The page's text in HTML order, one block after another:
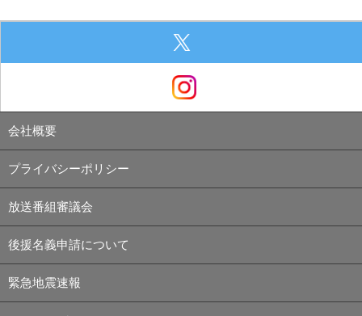
会社概要
プライバシーポリシー
放送番組審議会
後援名義申請について
緊急地震速報